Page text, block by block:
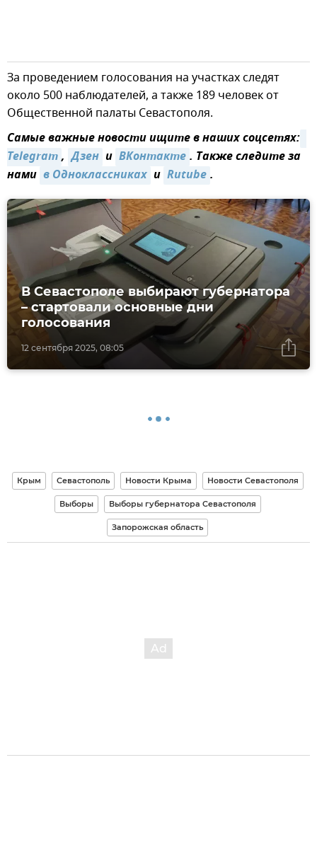
За проведением голосования на участках следят
около 500 наблюдателей, а также 189 человек от
Общественной палаты Севастополя.
Самые важные новости ищите в наших соцсетях:
Telegram, Дзен и ВКонтакте. Также следите за
нами в Одноклассниках и Rutube.
12 сентября 2025, 08:05
В Севастополе выбирают губернатора
– стартовали основные дни
голосования
Крым Севастополь Новости Крыма Новости Севастополя
Выборы Выборы губернатора Севастополя
Запорожская область